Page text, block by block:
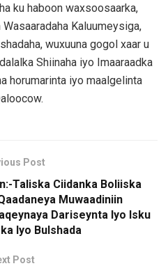
ku haboon waxsoosaarka,
Kaluumeysiga,
wuxuuna gogol xaar u
Shiinaha iyo Imaaraadka
horumarinta iyo maalgelinta
Post
Taliska Ciidanka Boliiska
Muwaadiniin
Dariseynta Iyo Isku
Iyo Bulshada
Post